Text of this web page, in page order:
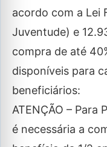
acordo com a Lei
Juventude) e
compra de até
disponíveis para
beneficiários:
ATENÇÃO – Para
é necessária a